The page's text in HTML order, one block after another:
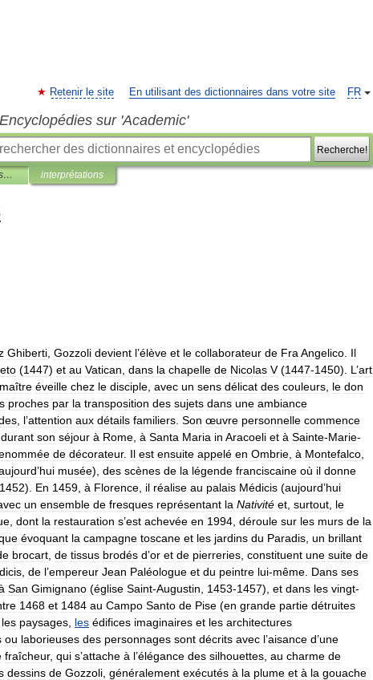
FR
Retenir le site En utilisant des dictionnaires dans votre site
sur 'Academic'
Recherche!
Encyclopédie Universelle interprétations
Ghiberti Gozzoli devient l’élève et le collaborateur de Fra Angelico Il
(1447) et au Vatican dans la chapelle de Nicolas V(1447-1450). L ’art
maître éveille chez le disciple avec un sens délicat des couleurs le don
proches par la transposition des sujets dans une ambiance
l’attention aux détails familiers Son œuvre personnelle commence
durant son séjour à Rome à Santa Maria in Aracoeli et à Sainte-Marie-
de décorateur. Il est ensuite appelé en Ombrie à Montefalco
’hui musée), des scènes de la légende franciscaine où il donne
1452). En 1459 à Florence il réalise au palais Médicis (aujourd’hui
un ensemble de fresques représentant la Nativité et surtout le
dont la restauration s’est achevée en 1994 déroule sur les murs de la
évoquant la campagne toscane et les jardins du Paradis un brillant
brocart de tissus brodés d’or et de pierreries constituent une suite de
de l’empereur Jean Paléologue et du peintre lui-même Dans ses
San Gimignano (église Saint-Augustin 1453-1457), et dans les vingt-
1468 et 1484 au Campo Santo de Pise (en grande partie détruites
les paysages les édifices imaginaires et les architectures
ou laborieuses des personnages sont décrits avec l’aisance d’une
fraîcheur, qui s’attache à l’élégance des silhouettes au charme de
dessins de Gozzoli généralement exécutés à la plume et à la gouache